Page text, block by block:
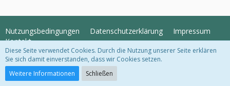
Nutzungsbedingungen Datenschutzerklärung
Impressum
Kontakt
Community-Software:
Diese Seite verwendet Cookies. Durch die Nutzung unserer Seite erklären
Sie sich damit einverstanden, dass wir Cookies setzen.
Weitere Informationen
Schließen